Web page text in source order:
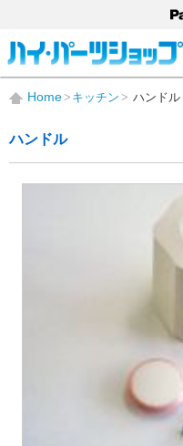
Home キッチン ハンドル
ハンドル